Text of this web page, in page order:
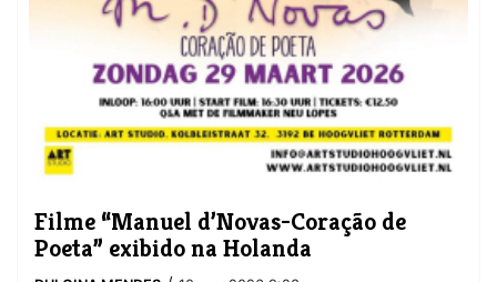
​Filme “Manuel d’Novas-Coração de
Poeta” exibido na Holanda